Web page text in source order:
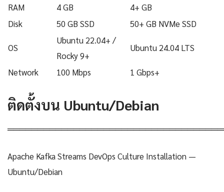
RAM
4 GB
4+ GB
Disk
50 GB SSD 50+ GB NVMe SSD
OS
Ubuntu 22.04+ /
Rocky 9+
Ubuntu 24.04 LTS
Network 100 Mbps 1 Gbps+
ติดตั้งบน Ubuntu/Debian
Apache Kafka Streams DevOps Culture Installation —
Ubuntu/Debian